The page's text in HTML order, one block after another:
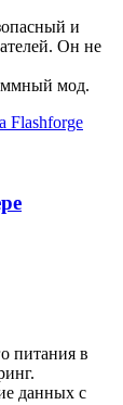
и
Он не
мод.
питания в
данных с